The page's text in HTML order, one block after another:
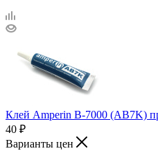
Клей Amperin B-7000 (AB7K)
40 ₽
Варианты цен